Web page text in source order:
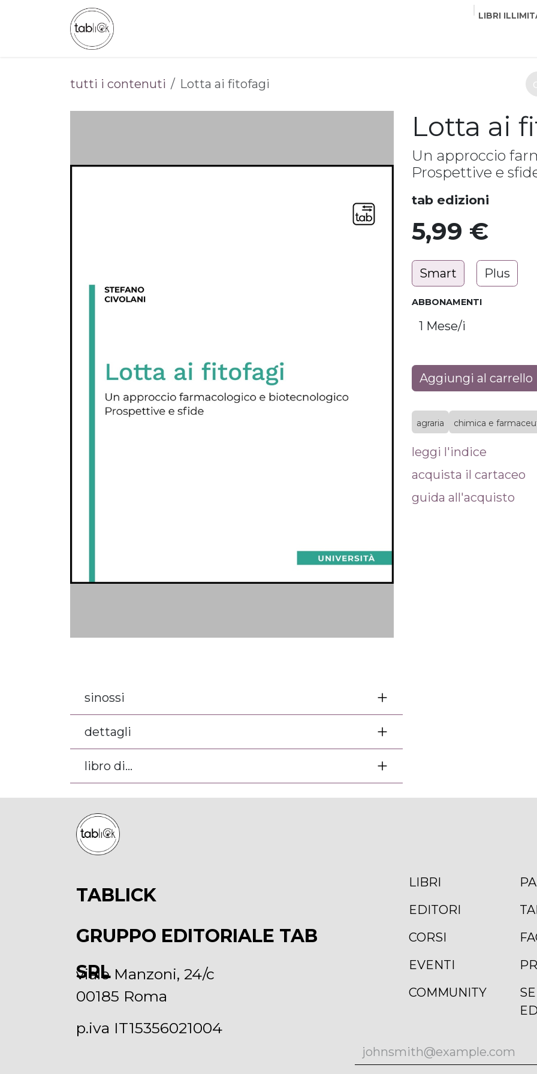
Passa al contenuto LIBRI
tutti i contenuti Lotta ai fitofagi
Lotta ai
Un approccio
Prospettive e
tab edizioni
5,99 €
Smart Plus
ABBONAMENTI
Aggiungi al carrello
agraria chimica e
leggi l'indice
acquista il cartaceo
guida all'acquisto
sinossi
dettagli
libro di...
viale Manzoni, 24/c
00185 Roma
p.iva IT15356021004
LIBRI
EDITORI
CORSI
EVENTI
COMMUNITY
TABLICK
GRUPPO EDITORIALE TAB
SRL